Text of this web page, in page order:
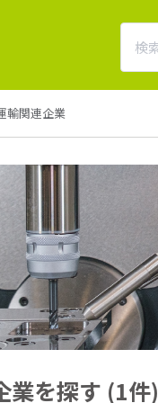
輸関連企業
業を探す (1件)